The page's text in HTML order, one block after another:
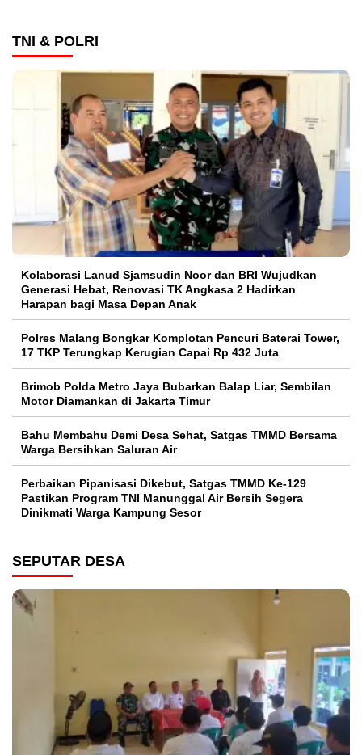
TNI & POLRI
Kolaborasi Lanud Sjamsudin Noor dan BRI Wujudkan
Generasi Hebat, Renovasi TK Angkasa 2 Hadirkan
Harapan bagi Masa Depan Anak
Polres Malang Bongkar Komplotan Pencuri Baterai Tower,
17 TKP Terungkap Kerugian Capai Rp 432 Juta
Brimob Polda Metro Jaya Bubarkan Balap Liar, Sembilan
Motor Diamankan di Jakarta Timur
Bahu Membahu Demi Desa Sehat, Satgas TMMD Bersama
Warga Bersihkan Saluran Air
Perbaikan Pipanisasi Dikebut, Satgas TMMD Ke-129
Pastikan Program TNI Manunggal Air Bersih Segera
Dinikmati Warga Kampung Sesor
SEPUTAR DESA